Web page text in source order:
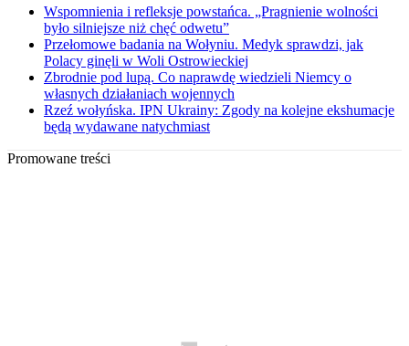
Wspomnienia i refleksje powstańca. „Pragnienie wolności
było silniejsze niż chęć odwetu”
Przełomowe badania na Wołyniu. Medyk sprawdzi, jak
Polacy ginęli w Woli Ostrowieckiej
Zbrodnie pod lupą. Co naprawdę wiedzieli Niemcy o
własnych działaniach wojennych
Rzeź wołyńska. IPN Ukrainy: Zgody na kolejne ekshumacje
będą wydawane natychmiast
Promowane treści